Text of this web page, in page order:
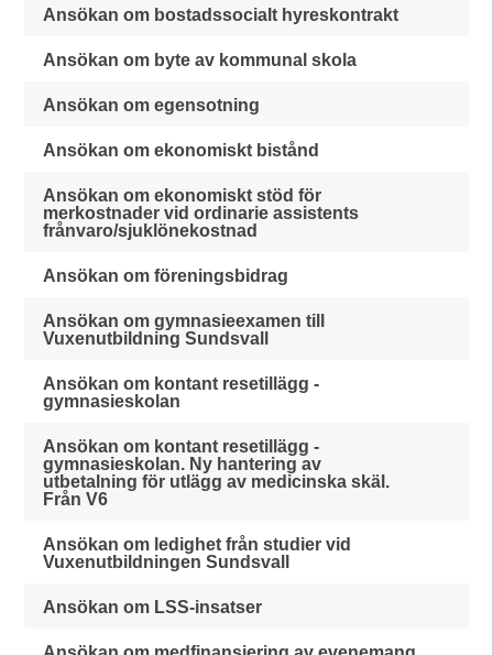
Ansökan om bostadssocialt hyreskontrakt
Ansökan om byte av kommunal skola
Ansökan om egensotning
Ansökan om ekonomiskt bistånd
Ansökan om ekonomiskt stöd för
merkostnader vid ordinarie assistents
frånvaro/sjuklönekostnad
Ansökan om föreningsbidrag
Ansökan om gymnasieexamen till
Vuxenutbildning Sundsvall
Ansökan om kontant resetillägg -
gymnasieskolan
Ansökan om kontant resetillägg -
gymnasieskolan. Ny hantering av
utbetalning för utlägg av medicinska skäl.
Från V6
Ansökan om ledighet från studier vid
Vuxenutbildningen Sundsvall
Ansökan om LSS-insatser